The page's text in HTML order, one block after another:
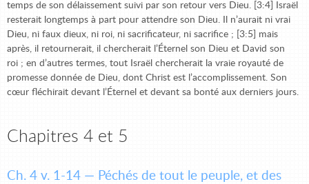
temps de son délaissement suivi par son retour vers Dieu. [3:4] Israël
resterait longtemps à part pour attendre son Dieu. Il n’aurait ni vrai
Dieu, ni faux dieux, ni roi, ni sacrificateur, ni sacrifice ; [3:5] mais
après, il retournerait, il chercherait l’Éternel son Dieu et David son
roi ; en d’autres termes, tout Israël chercherait la vraie royauté de
promesse donnée de Dieu, dont Christ est l’accomplissement. Son
cœur fléchirait devant l’Éternel et devant sa bonté aux derniers jours.
Chapitres 4 et 5
Ch. 4 v. 1-14 — Péchés de tout le peuple, et des